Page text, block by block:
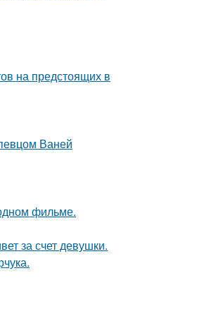
на предстоящих в
Ваней
фильме.
за счет девушки.